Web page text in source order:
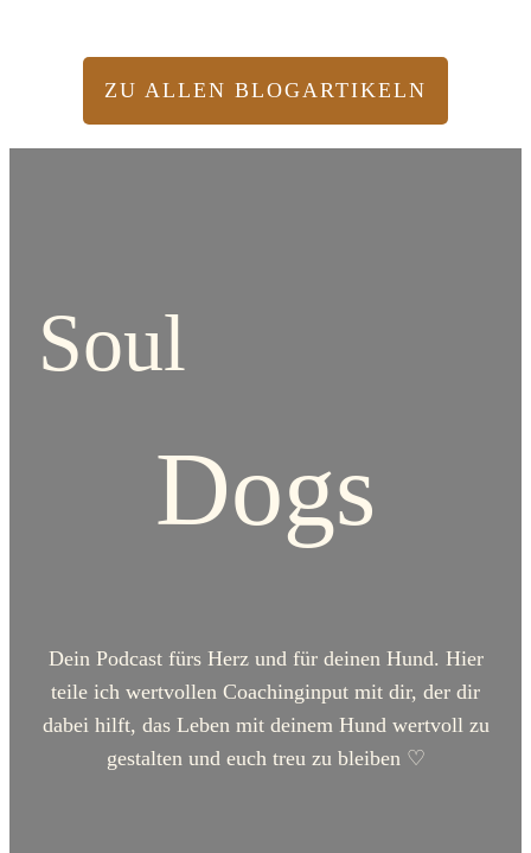
ZU ALLEN BLOGARTIKELN
Soul
Dogs
Dein Podcast fürs Herz und für deinen Hund. Hier
teile ich wertvollen Coachinginput mit dir, der dir
dabei hilft, das Leben mit deinem Hund wertvoll zu
gestalten und euch treu zu bleiben ♡